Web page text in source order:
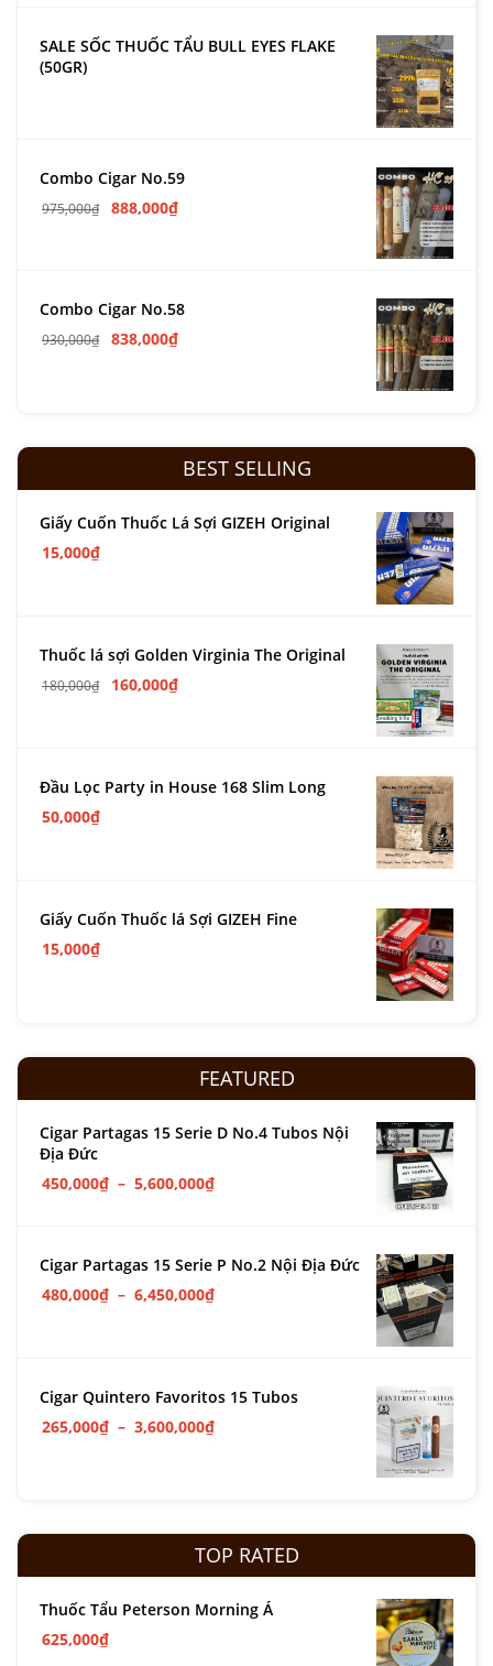
SALE SỐC THUỐC TẨU BULL EYES FLAKE
(50GR)
Combo Cigar No.59
975,000₫ 888,000₫
Combo Cigar No.58
930,000₫ 838,000₫
BEST SELLING
Giấy Cuốn Thuốc Lá Sợi GIZEH Original
15,000₫
Thuốc lá sợi Golden Virginia The Original
180,000₫ 160,000₫
Đầu Lọc Party in House 168 Slim Long
50,000₫
Giấy Cuốn Thuốc lá Sợi GIZEH Fine
15,000₫
FEATURED
Cigar Partagas 15 Serie D No.4 Tubos Nội
Địa Đức
450,000₫ – 5,600,000₫
Cigar Partagas 15 Serie P No.2 Nội Địa Đức
480,000₫ – 6,450,000₫
Cigar Quintero Favoritos 15 Tubos
265,000₫ – 3,600,000₫
TOP RATED
Thuốc Tẩu Peterson Morning Á
625,000₫